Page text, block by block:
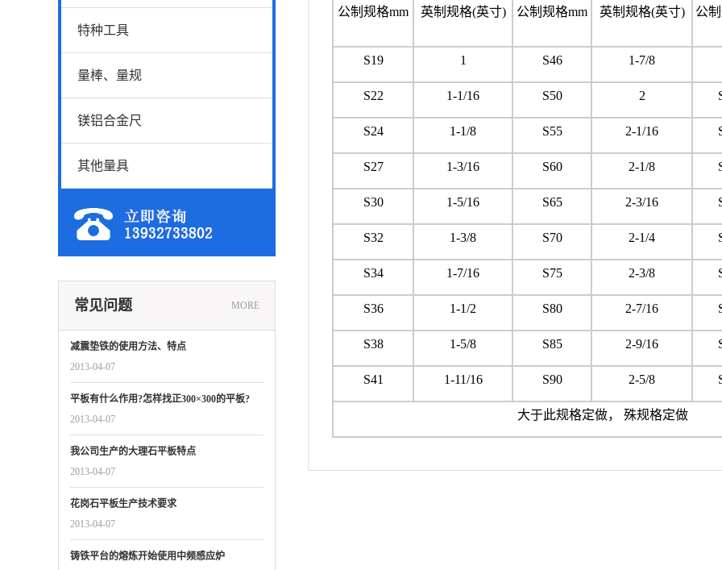
特种工具
量棒、量规
镁铝合金尺
其他量具
常见问题 MORE
减震垫铁的使用方法、特点
2013-04-07
平板有什么作用?怎样找正300×300的平板?
2013-04-07
我公司生产的大理石平板特点
2013-04-07
花岗石平板生产技术要求
2013-04-07
铸铁平台的熔炼开始使用中频感应炉
公制规格mm 英制规格(英寸) 公制规格mm 英制规格(英寸) 公
S19 1 S46 1-7/8
S22 1-1/16 S50 2
S24 1-1/8 S55 2-1/16
S27 1-3/16 S60 2-1/8
S30 1-5/16 S65 2-3/16
S32 1-3/8 S70 2-1/4
S34 1-7/16 S75 2-3/8
S36 1-1/2 S80 2-7/16
S38 1-5/8 S85 2-9/16
S41 1-11/16 S90 2-5/8
大于此规格定做， 殊规格定做